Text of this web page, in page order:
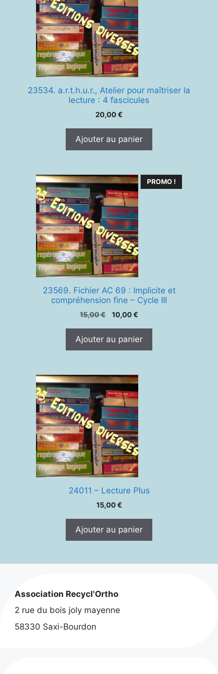
23534. a.r.t.h.u.r., Atelier pour maîtriser la
lecture : 4 fascicules
20,00€
Ajouter au panier
PROMO !
23569. Fichier AC 69 : Implicite et
compréhension fine – Cycle III
15,00€
Le
était :
10,00€
est :
Ajouter au panier
24011 – Lecture Plus
15,00€
Ajouter au panier
Association Recycl'Ortho
2 rue du bois joly mayenne
58330 Saxi-Bourdon